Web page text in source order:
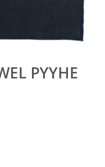
PYYHE